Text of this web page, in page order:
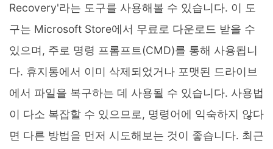
Recovery'라는 도구를 사용해볼 수 있습니다. 이 도
구는 Microsoft Store에서 무료로 다운로드 받을 수
있으며, 주로 명령 프롬프트(CMD)를 통해 사용됩니
다. 휴지통에서 이미 삭제되었거나 포맷된 드라이브
에서 파일을 복구하는 데 사용될 수 있습니다. 사용법
이 다소 복잡할 수 있으므로, 명령어에 익숙하지 않다
면 다른 방법을 먼저 시도해보는 것이 좋습니다. 최근